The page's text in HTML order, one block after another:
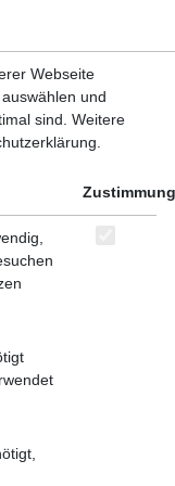
menschlichen
treffen
und
Fällen
nur selten
zu erkennen und so
und
Webseite
und
sind. Weitere
Zustimmung